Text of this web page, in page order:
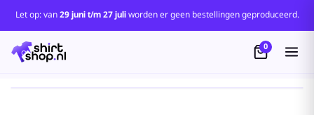
Let op: van29 juni t/m 27 juliworden er geen bestellingen geproduceerd.
0